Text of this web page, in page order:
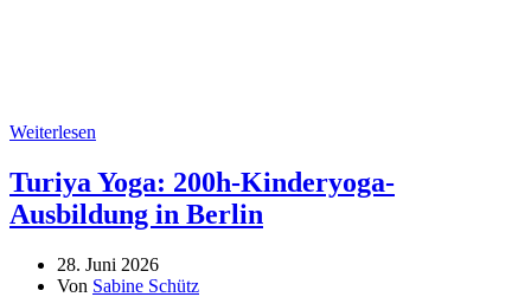
Weiterlesen
Turiya Yoga: 200h-Kinderyoga-
Ausbildung in Berlin
28. Juni 2026
Von Sabine Schütz